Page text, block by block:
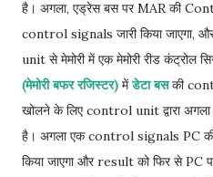
है। अगला, एड्रेस बस पर MAR की
control signals जारी किया
unit से मेमोरी में एक मेमोरी रीड कंट्रोल
(मेमोरी बफर रजिस्टर) मेंडेटा बसकी
खोलने के लिए control unit द्वारा
है। अगला एक control signals PC
किया जाएगा और result को फिर से